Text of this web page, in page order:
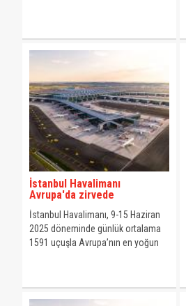
İstanbul Havalimanı
Avrupa'da zirvede
İstanbul Havalimanı, 9-15 Haziran
2025 döneminde günlük ortalama
1591 uçuşla Avrupa’nın en yoğun